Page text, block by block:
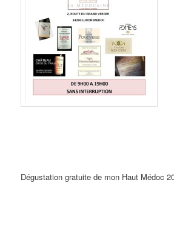
Dégustation gratuite de mon Haut Médoc